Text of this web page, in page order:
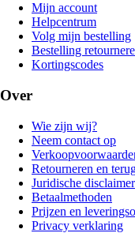
Mijn account
Helpcentrum
Volg mijn bestelling
Bestelling
Kortingscodes
Over
Wie zijn wij?
Neem contact op
Retourneren en
Juridische disclaimer
Betaalmethoden
Prijzen en
Privacy verklaring